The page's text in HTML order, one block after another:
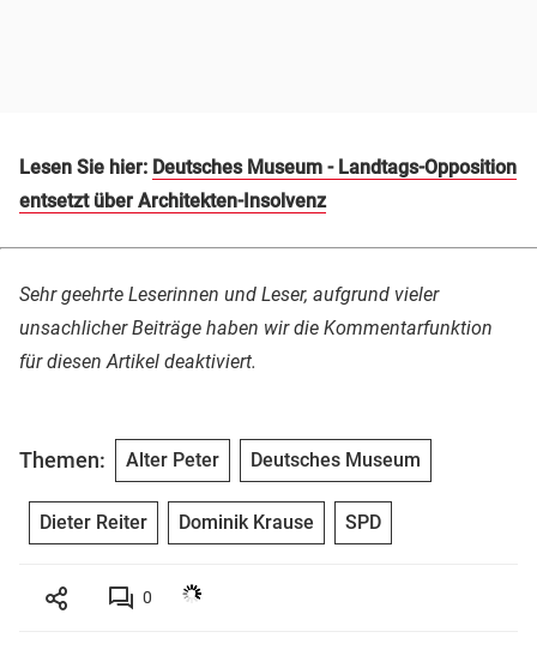
Lesen Sie hier: Deutsches Museum - Landtags-Opposition
entsetzt über Architekten-Insolvenz
Sehr geehrte Leserinnen und Leser, aufgrund vieler
unsachlicher Beiträge haben wir die Kommentarfunktion
für diesen Artikel deaktiviert.
Themen: Alter Peter Deutsches Museum
Dieter Reiter Dominik Krause SPD
0